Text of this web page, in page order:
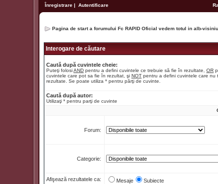
Înregistrare | Autentificare
Pagina de start a forumului Fc RAPID Oficial vedem totul in alb-
Interogare de căutare
Caută după cuvintele cheie:
Puteţi folosiAND pentru a defini cuvintele ce trebuie să fie în rezultate, OR
cuvintele care pot sa fie în rezultat, şi NOT pentru a defini cuvintele care nu
rezultate. Se poate utiliza * pentru părţi de cuvinte.
Caută după autor:
Utilizaţi * pentru parţi de cuvinte
Forum:
Categorie:
Afişează rezultatele ca: Mesaje Subiecte